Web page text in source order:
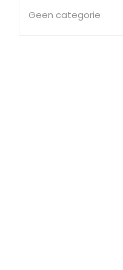
Geen categorie